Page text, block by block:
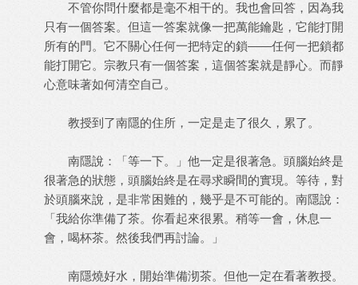
不管你問什麼都是毫不相干的。我也會回答，因為我
只有一個答案。但這一答案就像一把萬能鑰匙，它能打開
所有的門。它不關心任何一把特定的鎖——任何一把鎖都
能打開它。宗教只有一個答案，這個答案就是靜心。而靜
心意味著如何清空自己。
教授到了南隱的住所，一定是走了很久，累了。
南隱說：「等一下。」他一定是很著急。頭腦始終是
很著急的狀態，頭腦始終是在尋求瞬間的實現。等待，對
於頭腦來說，是非常困難的，幾乎是不可能的。南隱說：
「我給你準備了茶。你看起來很累。稍等一會，休息一
會，喝杯茶。然後我們再討論。」
南隱燒好水，開始準備沏茶。但他一定在看著教授。